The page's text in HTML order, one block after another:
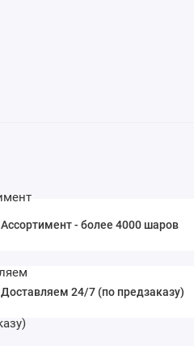
Ассортимент - более 4000 шаров
Доставляем 24/7 (по предзаказу)